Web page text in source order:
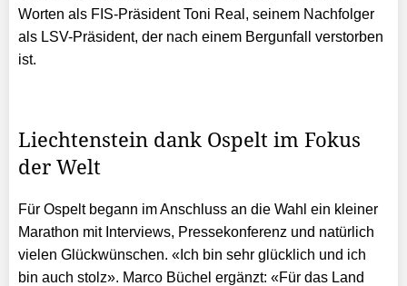
Worten als FIS-Präsident Toni Real, seinem Nachfolger
als LSV-Präsident, der nach einem Bergunfall verstorben
ist.
Liechtenstein dank Ospelt im Fokus
der Welt
Für Ospelt begann im Anschluss an die Wahl ein kleiner
Marathon mit Interviews, Pressekonferenz und natürlich
vielen Glückwünschen. «Ich bin sehr glücklich und ich
bin auch stolz». Marco Büchel ergänzt: «Für das Land